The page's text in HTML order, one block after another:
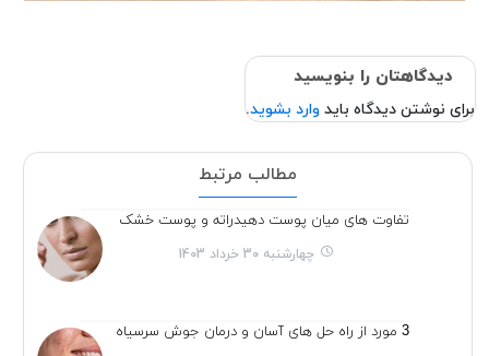
دیدگاهتان را بنویسید
برای نوشتن دیدگاه باید وارد بشوید.
مطالب مرتبط
تفاوت های میان پوست دهیدراته و پوست خشک
چهارشنبه 30 خرداد 1403
3 مورد از راه حل های آسان و درمان جوش سرسیاه